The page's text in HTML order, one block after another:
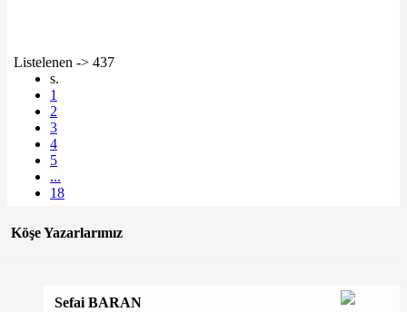
Listelenen -> 437
s.
1
2
3
4
5
...
18
Köşe Yazarlarımız
Sefai BARAN